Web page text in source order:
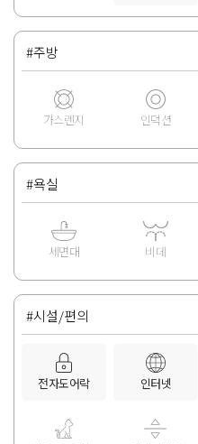
#주방
가스렌지 인덕션
#욕실
세면대 비데
#시설/편의
전자도어락 인터넷